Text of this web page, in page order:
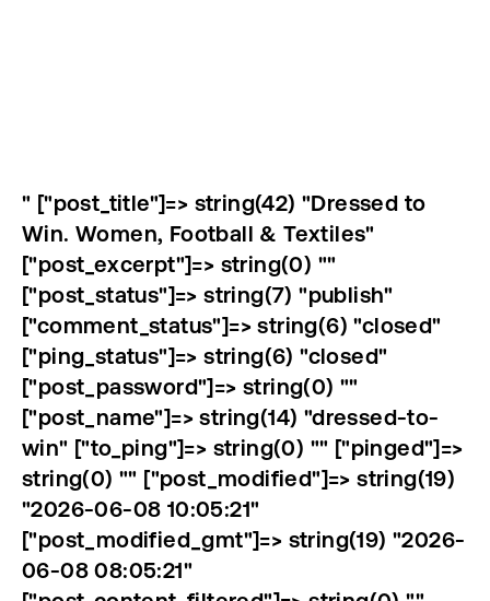
" ["post_title"]=> string(42) "Dressed to
Win. Women, Football & Textiles"
["post_excerpt"]=> string(0) ""
["post_status"]=> string(7) "publish"
["comment_status"]=> string(6) "closed"
["ping_status"]=> string(6) "closed"
["post_password"]=> string(0) ""
["post_name"]=> string(14) "dressed-to-
win" ["to_ping"]=> string(0) "" ["pinged"]=>
string(0) "" ["post_modified"]=> string(19)
"2026-06-08 10:05:21"
["post_modified_gmt"]=> string(19) "2026-
06-08 08:05:21"